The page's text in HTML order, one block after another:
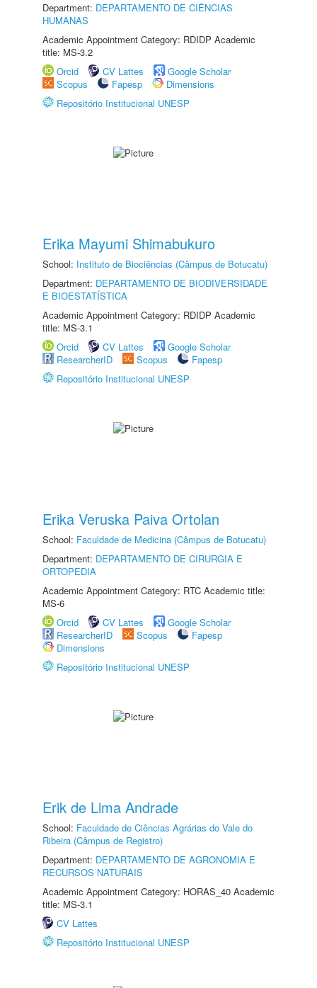
Department: DEPARTAMENTO DE CIÊNCIAS
HUMANAS
Academic Appointment Category: RDIDP Academic
title: MS-3.2
Orcid
CV Lattes
Google Scholar
Scopus
Fapesp
Dimensions
Repositório Institucional UNESP
Erika Mayumi Shimabukuro
School: Instituto de Biociências (Câmpus de Botucatu)
Department: DEPARTAMENTO DE BIODIVERSIDADE
E BIOESTATÍSTICA
Academic Appointment Category: RDIDP Academic
title: MS-3.1
Orcid
CV Lattes
Google Scholar
ResearcherID
Scopus
Fapesp
Repositório Institucional UNESP
Erika Veruska Paiva Ortolan
School: Faculdade de Medicina (Câmpus de Botucatu)
Department: DEPARTAMENTO DE CIRURGIA E
ORTOPEDIA
Academic Appointment Category: RTC Academic title:
MS-6
Orcid
CV Lattes
Google Scholar
ResearcherID
Scopus
Fapesp
Dimensions
Repositório Institucional UNESP
Erik de Lima Andrade
School: Faculdade de Ciências Agrárias do Vale do
Ribeira (Câmpus de Registro)
Department: DEPARTAMENTO DE AGRONOMIA E
RECURSOS NATURAIS
Academic Appointment Category: HORAS_40 Academic
title: MS-3.1
CV Lattes
Repositório Institucional UNESP